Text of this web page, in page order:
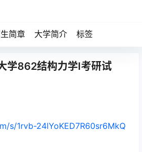
简章 大学简介 标签
学862结构力学Ⅰ考研试
s/1rvb-24lYoKED7R60sr6MkQ